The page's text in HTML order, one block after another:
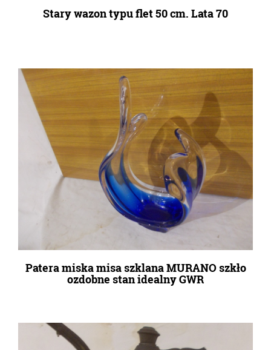
Stary wazon typu flet 50 cm. Lata 70
Patera miska misa szklana MURANO szkło
ozdobne stan idealny GWR